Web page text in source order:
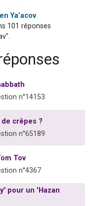
dans Torah-Box Music
Ya’acov
101 réponses
n°14153
crêpes ?
n°65189
Tov
n°4367
pour un 'Hazan